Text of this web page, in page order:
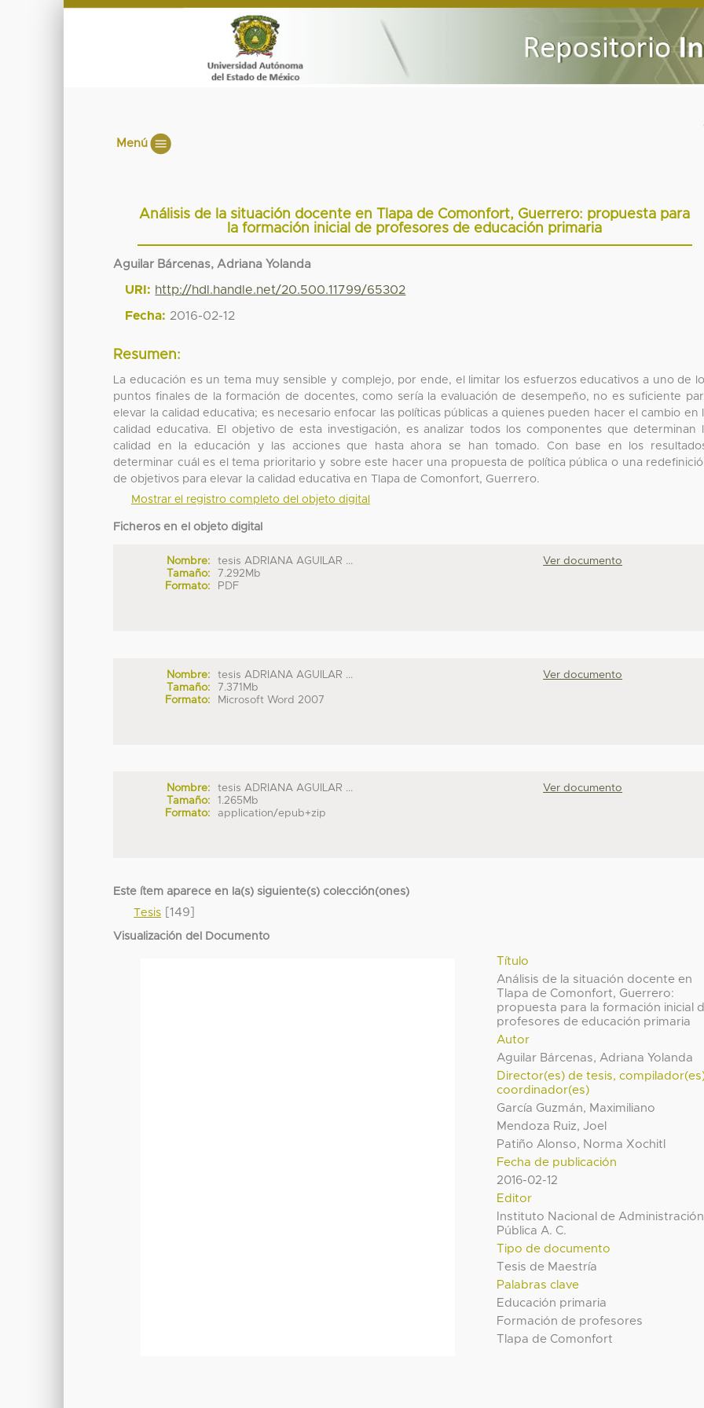
Menú
Análisis de la situación docente en Tlapa de Comonfort, Guerrero: propuesta para
la formación inicial de profesores de educación primaria
Aguilar Bárcenas, Adriana Yolanda
URI: http://hdl.handle.net/20.500.11799/65302
Fecha: 2016-02-12
Resumen:
La educación es un tema muy sensible y complejo, por ende, el limitar los esfuerzos educativos a uno de
puntos finales de la formación de docentes, como sería la evaluación de desempeño, no es suficiente
elevar la calidad educativa; es necesario enfocar las políticas públicas a quienes pueden hacer el cambio en
calidad educativa. El objetivo de esta investigación, es analizar todos los componentes que determinan
calidad en la educación y las acciones que hasta ahora se han tomado. Con base en los
determinar cuál es el tema prioritario y sobre este hacer una propuesta de política pública o una
de objetivos para elevar la calidad educativa en Tlapa de Comonfort, Guerrero.
Mostrar el registro completo del objeto digital
Ficheros en el objeto digital
Nombre:
tesis ADRIANA AGUILAR ...
Tamaño:
7.292Mb
Formato:
PDF
Ver documento
Nombre:
tesis ADRIANA AGUILAR ...
Tamaño:
7.371Mb
Formato:
Microsoft Word 2007
Ver documento
Nombre:
tesis ADRIANA AGUILAR ...
Tamaño:
1.265Mb
Formato:
application/epub+zip
Ver documento
Este ítem aparece en la(s) siguiente(s) colección(ones)
Tesis [149]
Visualización del Documento
Título
Análisis de la situación docente en
Tlapa de Comonfort, Guerrero:
propuesta para la formación inicial
profesores de educación primaria
Autor
Aguilar Bárcenas, Adriana Yolanda
Director(es) de tesis,
coordinador(es)
García Guzmán, Maximiliano
Mendoza Ruiz, Joel
Patiño Alonso, Norma Xochitl
Fecha de publicación
2016-02-12
Editor
Instituto Nacional de Administración
Pública A. C.
Tipo de documento
Tesis de Maestría
Palabras clave
Educación primaria
Formación de profesores
Tlapa de Comonfort